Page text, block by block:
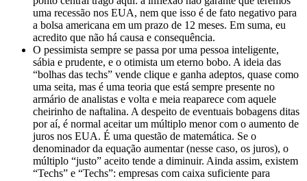
uma recessão nos EUA, nem que isso é de fato negativo para
a bolsa americana em um prazo de 12 meses. Em suma, eu
acredito que não há causa e consequência.
O pessimista sempre se passa por uma pessoa inteligente,
sábia e prudente, e o otimista um eterno bobo. A ideia das
“bolhas das techs” vende clique e ganha adeptos, quase como
uma seita, mas é uma teoria que está sempre presente no
armário de analistas e volta e meia reaparece com aquele
cheirinho de naftalina. A despeito de eventuais bobagens ditas
por aí, é normal aceitar um múltiplo menor com o aumento de
juros nos EUA. É uma questão de matemática. Se o
denominador da equação aumentar (nesse caso, os juros), o
múltiplo “justo” aceito tende a diminuir. Ainda assim, existem
“Techs” e “Techs”: empresas com caixa suficiente para